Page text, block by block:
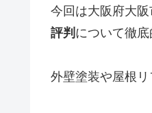
今回は大阪府大
評判 について徹底
外壁塗装や屋根